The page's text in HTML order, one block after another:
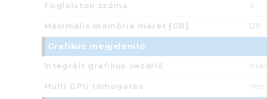
Foglalatok száma 4
Maximális memória méret [GB] 128
Grafikus megjelenítő
Integrált grafikus vezérlő
Multi GPU támogatás nem